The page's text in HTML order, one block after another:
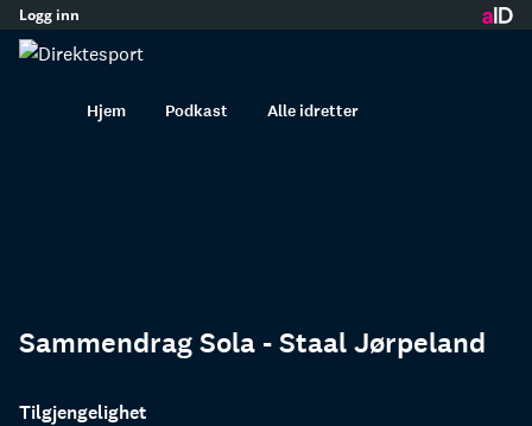
innhold
Logg inn
Hjem Podkast Alle idretter
Sammendrag Sola - Staal Jørpeland
Tilgjengelighet